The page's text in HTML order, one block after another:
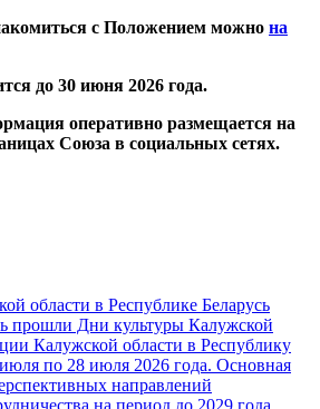
с Положением можно на
до 30 июня 2026 года.
оперативно размещается на
Союза в социальных сетях.
области в Республике Беларусь
прошли Дни культуры Калужской
Калужской области в Республику
по 28 июля 2026 года. Основная
направлений